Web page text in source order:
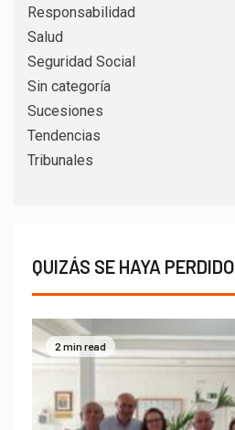
Responsabilidad
Salud
Seguridad Social
Sin categoría
Sucesiones
Tendencias
Tribunales
QUIZÁS SE HAYA PERDIDO
2 min read